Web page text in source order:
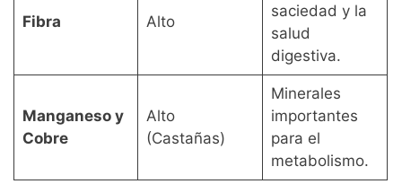
Fibra Alto
saciedad y la
salud
digestiva.
Manganeso y
Cobre
Alto
(Castañas)
Minerales
importantes
para el
metabolismo.